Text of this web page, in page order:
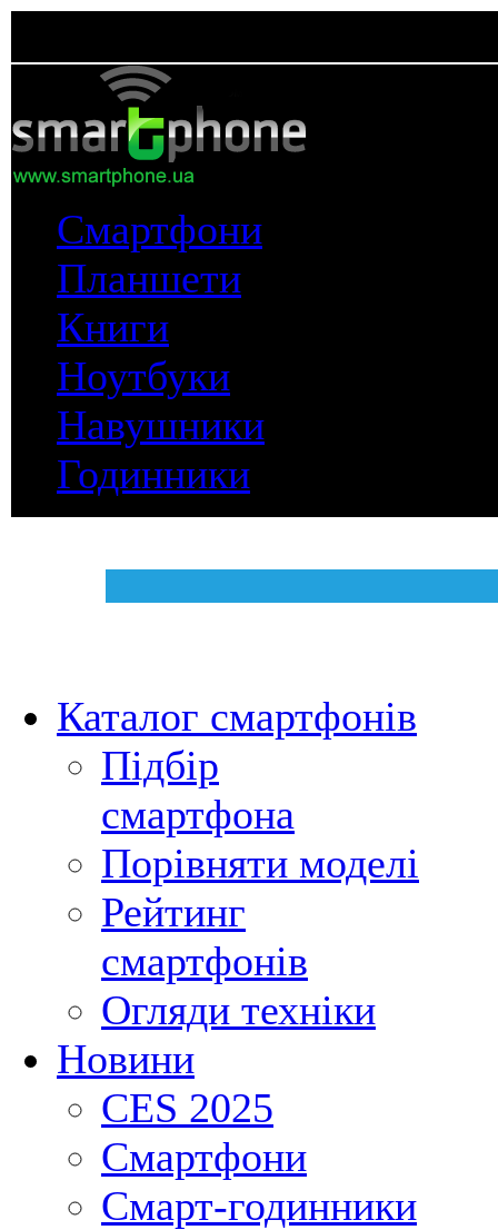
Смартфони
Планшети
Книги
Ноутбуки
Навушники
Годинники
Каталог смартфонів
Підбір
смартфона
Порівняти моделі
Рейтинг
смартфонів
Огляди техніки
Новини
CES 2025
Смартфони
Смарт-годинники